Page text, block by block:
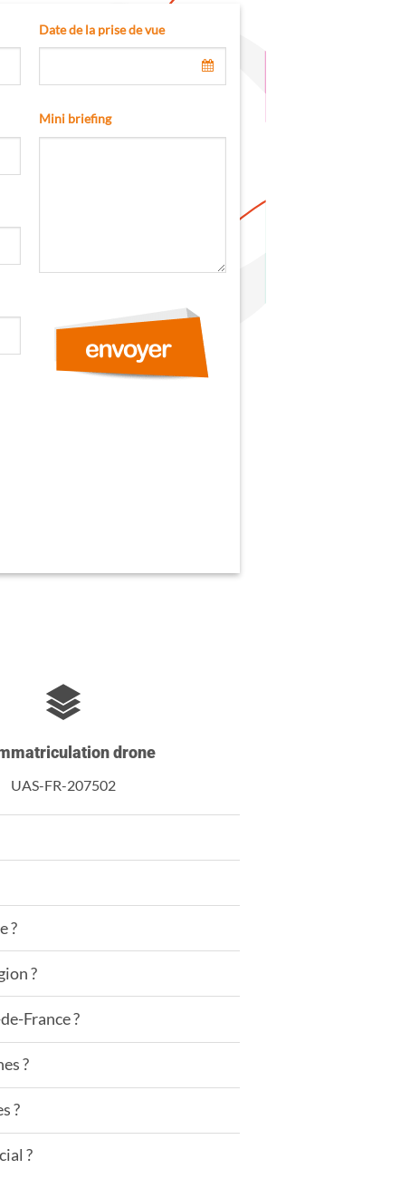
Date de la prise de vue
Mini briefing
drone
UAS-FR-207502
?
?
France ?
?
?
?